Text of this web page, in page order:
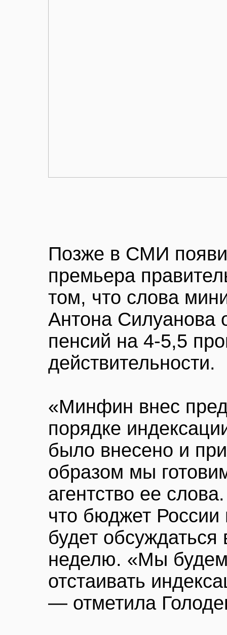
Позже в СМИ
премьера
том, что слова
Антона Силуанова
пенсий на 4-5,5
действительности.
«Минфин внес
порядке
было внесено и
образом мы
агентство ее
что бюджет
будет
неделю. «Мы
отстаивать
— отметила